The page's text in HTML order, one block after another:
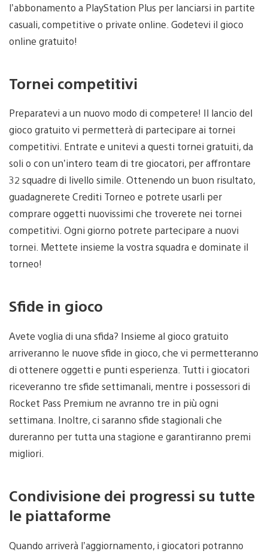
l’abbonamento a PlayStation Plus per lanciarsi in partite
casuali, competitive o private online. Godetevi il gioco
online gratuito!
Tornei competitivi
Preparatevi a un nuovo modo di competere! Il lancio del
gioco gratuito vi permetterà di partecipare ai tornei
competitivi. Entrate e unitevi a questi tornei gratuiti, da
soli o con un’intero team di tre giocatori, per affrontare
32 squadre di livello simile. Ottenendo un buon risultato,
guadagnerete Crediti Torneo e potrete usarli per
comprare oggetti nuovissimi che troverete nei tornei
competitivi. Ogni giorno potrete partecipare a nuovi
tornei. Mettete insieme la vostra squadra e dominate il
torneo!
Sfide in gioco
Avete voglia di una sfida? Insieme al gioco gratuito
arriveranno le nuove sfide in gioco, che vi permetteranno
di ottenere oggetti e punti esperienza. Tutti i giocatori
riceveranno tre sfide settimanali, mentre i possessori di
Rocket Pass Premium ne avranno tre in più ogni
settimana. Inoltre, ci saranno sfide stagionali che
dureranno per tutta una stagione e garantiranno premi
migliori.
Condivisione dei progressi su tutte
le piattaforme
Quando arriverà l’aggiornamento, i giocatori potranno